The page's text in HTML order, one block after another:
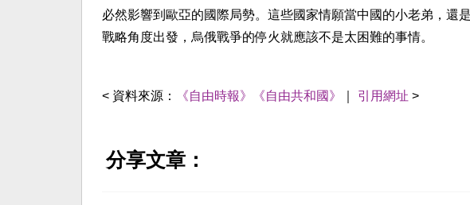
必然影響到歐亞的國際局勢。這些國家情願當中國的小老弟，還
戰略角度出發，烏俄戰爭的停火就應該不是太困難的事情。
< 資料來源： 《自由時報》《自由共和國》 引用網址 >
分享文章：